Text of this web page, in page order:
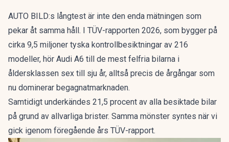
AUTO BILD:s långtest är inte den enda mätningen som
pekar åt samma håll. I TÜV-rapporten 2026, som bygger på
cirka 9,5 miljoner tyska kontrollbesiktningar av 216
modeller, hör Audi A6 till de mest felfria bilarna i
åldersklassen sex till sju år, alltså precis de årgångar som
nu dominerar begagnatmarknaden.
Samtidigt underkändes 21,5 procent av alla besiktade bilar
på grund av allvarliga brister. Samma mönster syntes när vi
gick igenom föregående års TÜV-rapport.